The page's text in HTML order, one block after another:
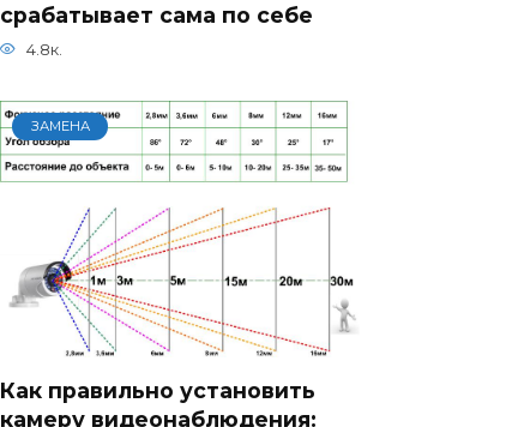
срабатывает сама по себе
4.8к.
ЗАМЕНА
Как правильно установить
камеру видеонаблюдения: